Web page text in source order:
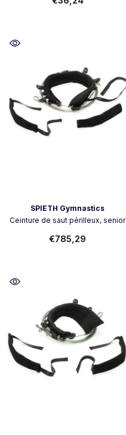
Vendeur:SPIETH Gymnastics
Ceinture de saut périlleux, senior
€785,29